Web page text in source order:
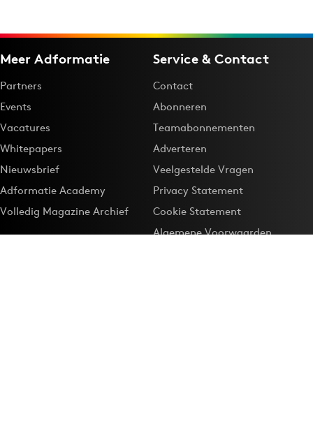
Meer Adformatie
Partners
Events
Vacatures
Whitepapers
Nieuwsbrief
Adformatie Academy
Volledig Magazine Archief
Service & Contact
Contact
Abonneren
Teamabonnementen
Adverteren
Veelgestelde Vragen
Privacy Statement
Cookie Statement
Algemene Voorwaarden